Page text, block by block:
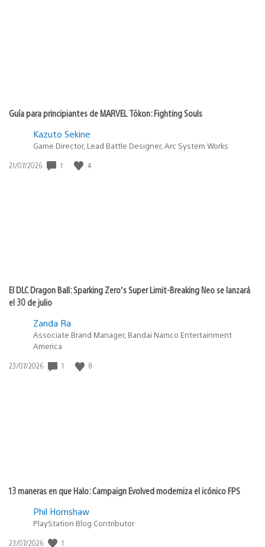
Guía para principiantes de MARVEL Tōkon: Fighting Souls
Kazuto Sekine
Game Director, Lead Battle Designer, Arc System Works
Fecha
21/07/2026 1 4
El DLC Dragon Ball: Sparking Zero’s Super Limit-Breaking Neo se lanzará
el 30 de julio
Zanda Ra
Associate Brand Manager, Bandai Namco Entertainment
America
Fecha
23/07/2026 1 8
13 maneras en que Halo: Campaign Evolved moderniza el icónico FPS
Phil Hornshaw
PlayStation Blog Contributor
Fecha
23/07/2026 1